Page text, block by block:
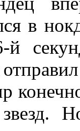
в
й